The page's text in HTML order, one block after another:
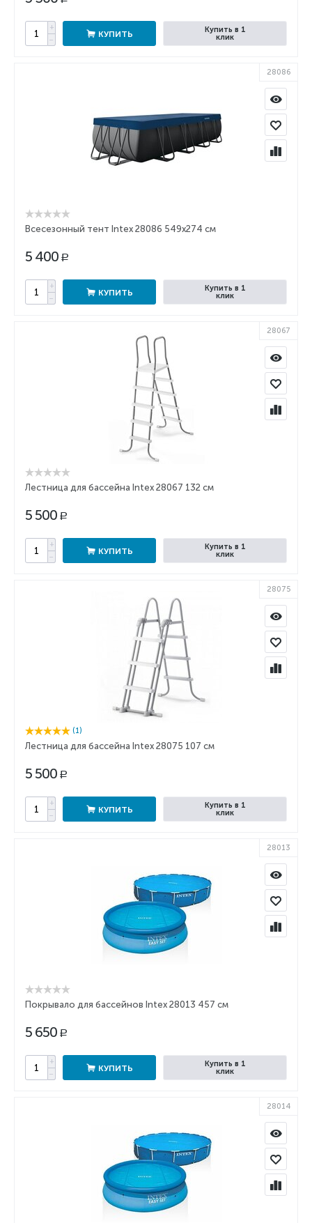
+
−
КУПИТЬ
Купить в 1
клик
28086
Всесезонный тент Intex 28086 549x274 см
5 400 Р
+
−
КУПИТЬ
Купить в 1
клик
28067
Лестница для бассейна Intex 28067 132 см
5 500 Р
+
−
КУПИТЬ
Купить в 1
клик
28075
(1)
Лестница для бассейна Intex 28075 107 см
5 500 Р
+
−
КУПИТЬ
Купить в 1
клик
28013
Покрывало для бассейнов Intex 28013 457 см
5 650 Р
+
−
КУПИТЬ
Купить в 1
клик
28014